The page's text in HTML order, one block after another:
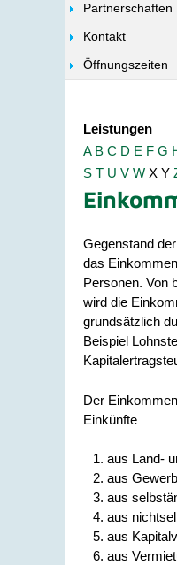
Partnerschaften
Kontakt
Öffnungszeiten
Leistungen
A B C D E F G
S T U V W X Y
Gegenstand
das
Personen. Von
wird die
grundsätzlich
Beispiel
Der
Einkünfte
aus Land-
aus
aus
aus
aus
aus